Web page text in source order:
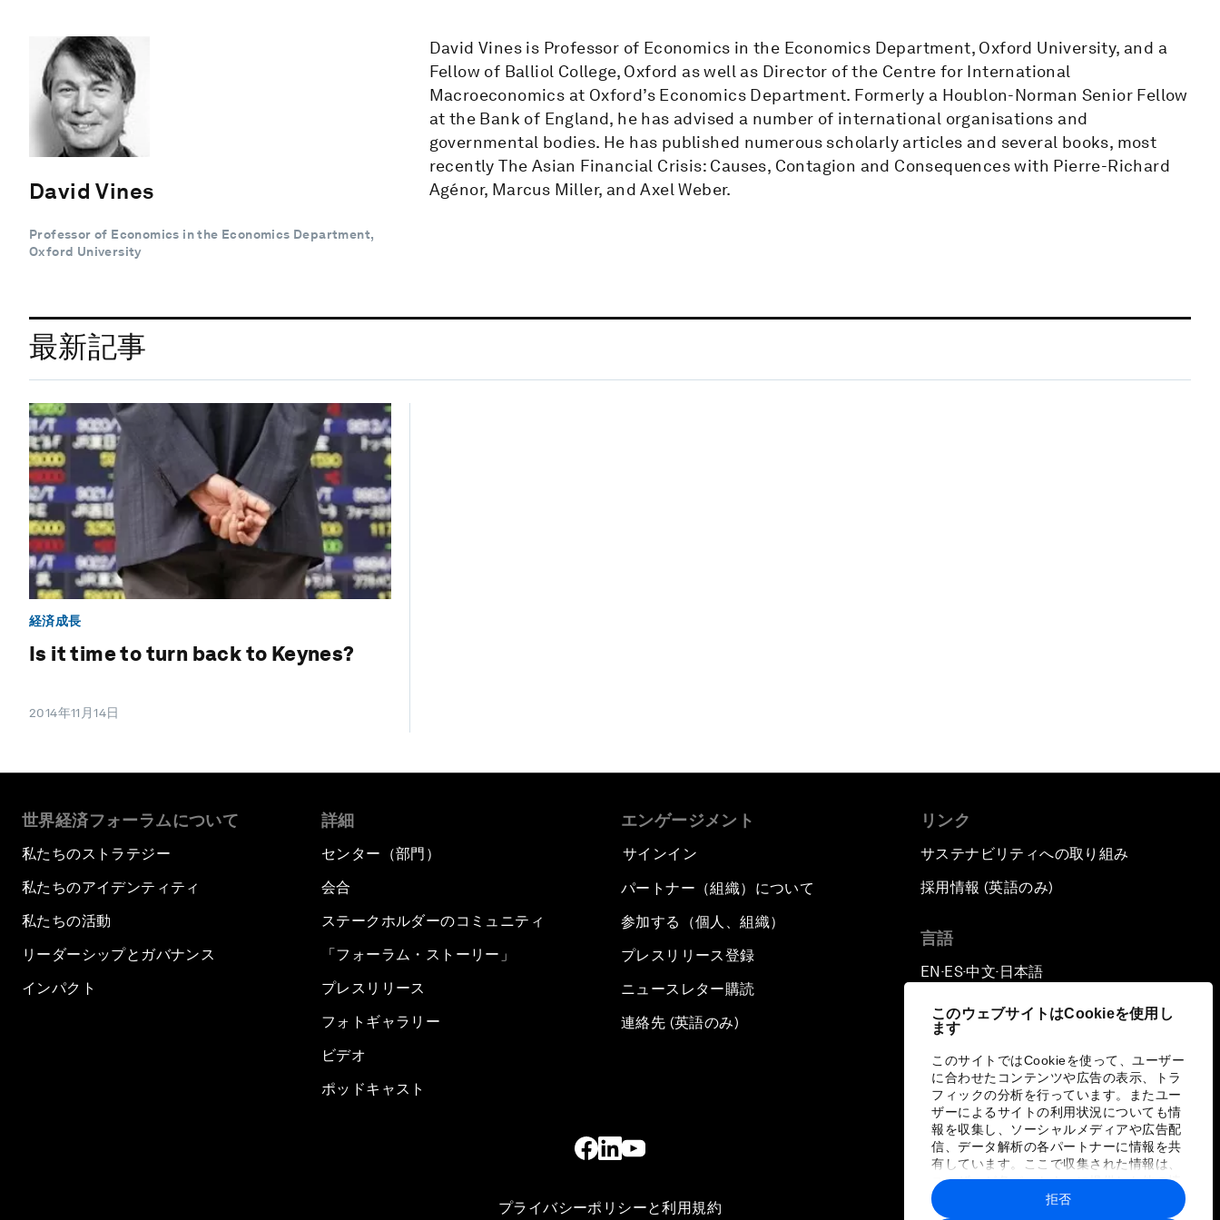
このウェブサイトはCookieを使用し
ます
このサイトではCookieを使って、ユーザー
に合わせたコンテンツや広告の表示、トラ
フィックの分析を行っています。またユー
ザーによるサイトの利用状況についても情
報を収集し、ソーシャルメディアや広告配
信、データ解析の各パートナーに情報を共
有しています。ここで収集された情報は、
ユーザーが各パートナーに提供した他の情
報や各パートナーのサービスを使用した際
に収集された情報と組み合わされ、各パー
拒否
David Vines
Professor of Economics in the Economics Department,
Oxford University
David Vines is Professor of Economics in the Economics Department, Oxford University, and a
Fellow of Balliol College, Oxford as well as Director of the Centre for International
Macroeconomics at Oxford’s Economics Department. Formerly a Houblon-Norman Senior Fellow
at the Bank of England, he has advised a number of international organisations and
governmental bodies. He has published numerous scholarly articles and several books, most
recently The Asian Financial Crisis: Causes, Contagion and Consequences with Pierre-Richard
Agénor, Marcus Miller, and Axel Weber.
最新記事
経済成長
Is it time to turn back to Keynes?
2014年11月14日
世界経済フォーラムについて
私たちのストラテジー
私たちのアイデンティティ
私たちの活動
リーダーシップとガバナンス
インパクト
詳細
センター（部門）
会合
ステークホルダーのコミュニティ
「フォーラム・ストーリー」
プレスリリース
フォトギャラリー
ビデオ
ポッドキャスト
エンゲージメント
サインイン
パートナー（組織）について
参加する（個人、組織）
プレスリリース登録
ニュースレター購読
連絡先 (英語のみ)
リンク
サステナビリティへの取り組み
採用情報 (英語のみ)
言語
EN ▪ ES▪中文▪ 日本語
プライバシーポリシーと利用規約